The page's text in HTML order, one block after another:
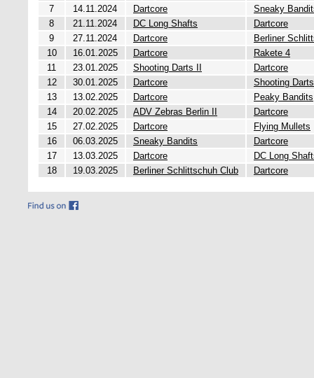
7
14.11.2024 Dartcore
Sneaky
8
21.11.2024 DC Long Shafts
Dartcore
9
27.11.2024 Dartcore
Berliner
10
16.01.2025 Dartcore
Rakete 4
11
23.01.2025 Shooting Darts II
Dartcore
12
30.01.2025 Dartcore
Shooting
13
13.02.2025 Dartcore
Peaky Bandits
14
20.02.2025 ADV Zebras Berlin II
Dartcore
15
27.02.2025 Dartcore
Flying Mullets
16
06.03.2025 Sneaky Bandits
Dartcore
17
13.03.2025 Dartcore
DC Long
18
19.03.2025 Berliner Schlittschuh Club Dartcore